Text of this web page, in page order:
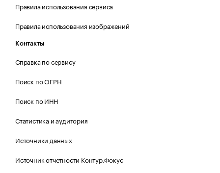
Правила использования сервиса
Правила использования изображений
Контакты
Справка по сервису
Поиск по ОГРН
Поиск по ИНН
Статистика и аудитория
Источники данных
Источник отчетности Контур.Фокус